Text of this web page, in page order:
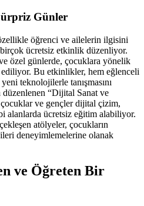
Günler
öğrenci ve ailelerin ilgisini
ücretsiz etkinlik düzenliyor.
özel günlerde, çocuklara yönelik
Bu etkinlikler, hem eğlenceli
teknolojilerle tanışmasını
düzenlenen “Dijital Sanat ve
çocuklar ve gençler dijital çizim,
alanlarda ücretsiz eğitim alabiliyor.
atölyeler, çocukların
deneyimlemelerine olanak
ve Öğreten Bir